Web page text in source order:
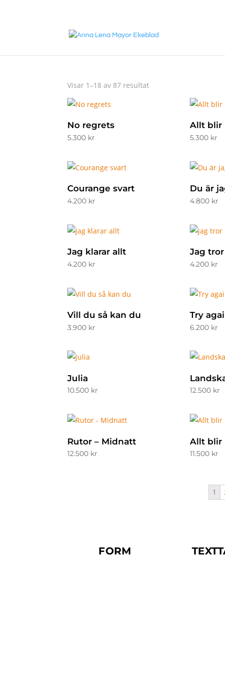
Visar 1–18 av 87 resultat
No regrets
5.300 kr
Allt blir
5.300 kr
Courange svart
4.200 kr
Du är
4.800 kr
Jag klarar allt
4.200 kr
Jag
4.200 kr
Vill du så kan du
3.900 kr
Try
6.200 kr
Julia
10.500 kr 12.500 kr
Rutor – Midnatt
12.500 kr
Allt blir
11.500 kr
1
FORM